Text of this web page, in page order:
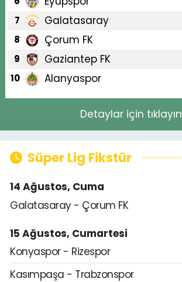
7 Galatasaray
8 Çorum FK
9 Gaziantep FK
10 Alanyaspor
Detaylar için tıklayın
Süper Lig Fikstür
14 Ağustos, Cuma
Galatasaray - Çorum FK
15 Ağustos, Cumartesi
Konyaspor - Rizespor
Kasımpaşa - Trabzonspor